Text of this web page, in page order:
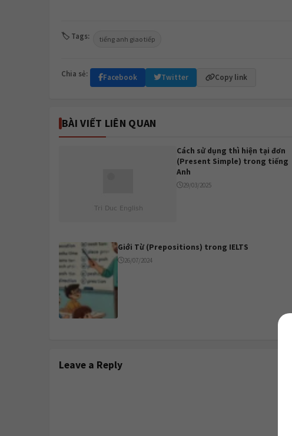
🏷 Tags: tiếng anh giao tiếp
Chia sẻ: Facebook Twitter Copy link
BÀI VIẾT LIÊN QUAN
Cách sử dụng thì hiện tại đơn
(Present Simple) trong tiếng
Anh
29/03/2025
Giới Từ (Prepositions) trong IELTS
26/07/2024
Leave a Reply